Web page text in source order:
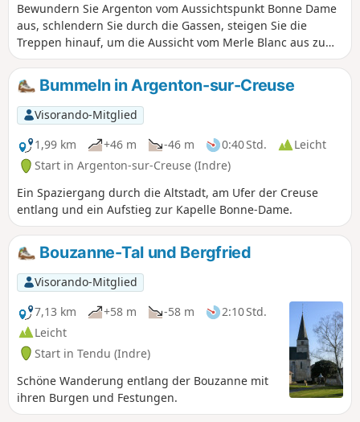
Bewundern Sie Argenton vom Aussichtspunkt Bonne Dame
aus, schlendern Sie durch die Gassen, steigen Sie die
Treppen hinauf, um die Aussicht vom Merle Blanc aus zu
genießen, spazieren Sie am Ufer der Creuse entlang...
Bummeln in Argenton-sur-Creuse
Visorando-Mitglied
1,99 km
+46 m -46 m 0:40 Std.
Leicht
Start in Argenton-sur-Creuse (Indre)
Ein Spaziergang durch die Altstadt, am Ufer der Creuse
entlang und ein Aufstieg zur Kapelle Bonne-Dame.
Bouzanne-Tal und Bergfried
Visorando-Mitglied
7,13 km
+58 m -58 m
2:10 Std.
Leicht
Start in Tendu (Indre)
Schöne Wanderung entlang der Bouzanne mit
ihren Burgen und Festungen.